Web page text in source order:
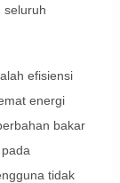
seluruh
efisiensi
energi
bakar
tidak